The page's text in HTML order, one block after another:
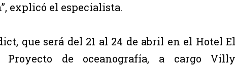
explicó el especialista.
que será del 21 al 24 de abril en el Hotel El
Proyecto de oceanografía, a cargo Villy